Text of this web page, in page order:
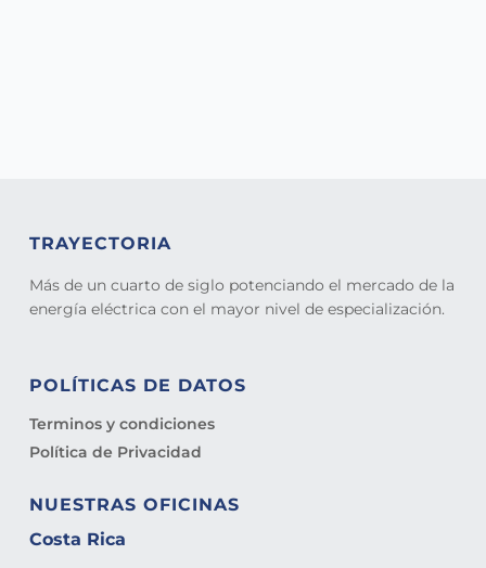
TRAYECTORIA
Más de un cuarto de siglo potenciando el mercado de la
energía eléctrica con el mayor nivel de especialización.
POLÍTICAS DE DATOS
Terminos y condiciones
Política de Privacidad
NUESTRAS OFICINAS
Costa Rica